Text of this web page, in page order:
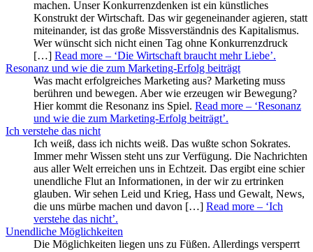
machen. Unser Konkurrenzdenken ist ein künstliches
Konstrukt der Wirtschaft. Das wir gegeneinander agieren, statt
miteinander, ist das große Missverständnis des Kapitalismus.
Wer wünscht sich nicht einen Tag ohne Konkurrenzdruck
[…] Read more – ‘Die Wirtschaft braucht mehr Liebe’.
Resonanz und wie die zum Marketing-Erfolg beiträgt
Was macht erfolgreiches Marketing aus? Marketing muss
berühren und bewegen. Aber wie erzeugen wir Bewegung?
Hier kommt die Resonanz ins Spiel. Read more – ‘Resonanz
und wie die zum Marketing-Erfolg beiträgt’.
Ich verstehe das nicht
Ich weiß, dass ich nichts weiß. Das wußte schon Sokrates.
Immer mehr Wissen steht uns zur Verfügung. Die Nachrichten
aus aller Welt erreichen uns in Echtzeit. Das ergibt eine schier
unendliche Flut an Informationen, in der wir zu ertrinken
glauben. Wir sehen Leid und Krieg, Hass und Gewalt, News,
die uns mürbe machen und davon […] Read more – ‘Ich
verstehe das nicht’.
Unendliche Möglichkeiten
Die Möglichkeiten liegen uns zu Füßen. Allerdings versperrt